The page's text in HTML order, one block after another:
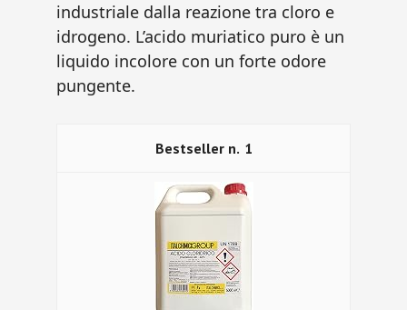
industriale dalla reazione tra cloro e
idrogeno. L’acido muriatico puro è un
liquido incolore con un forte odore
pungente.
1